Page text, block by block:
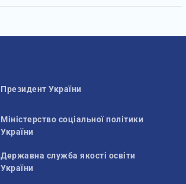
Президент України
Міністерство соціальної політики
України
Державна служба якості освіти
України